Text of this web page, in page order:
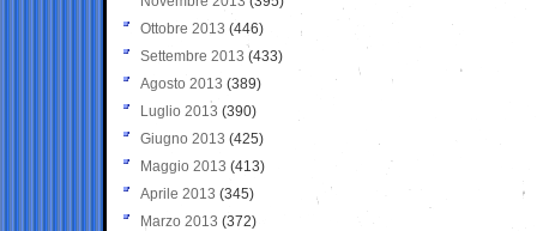
Ottobre 2013 (446)
Settembre 2013 (433)
Agosto 2013 (389)
Luglio 2013 (390)
Giugno 2013 (425)
Maggio 2013 (413)
Aprile 2013 (345)
Marzo 2013 (372)